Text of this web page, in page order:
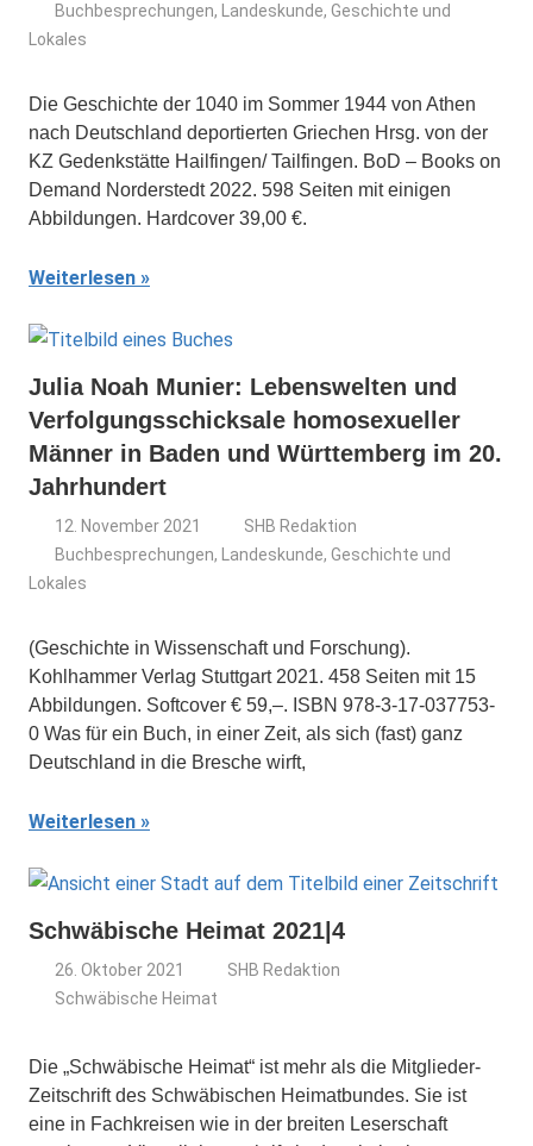
Buchbesprechungen,
Landeskunde, Geschichte und
Lokales
Die Geschichte der 1040 im Sommer 1944 von Athen
nach Deutschland deportierten Griechen Hrsg. von der
KZ Gedenkstätte Hailfingen/ Tailfingen. BoD – Books on
Demand Norderstedt 2022. 598 Seiten mit einigen
Abbildungen. Hardcover 39,00 €.
Weiterlesen
Julia Noah Munier: Lebenswelten und
Verfolgungsschicksale homosexueller
Männer in Baden und Württemberg im 20.
Jahrhundert
12. November 2021
SHB Redaktion
Buchbesprechungen,
Landeskunde, Geschichte und
Lokales
(Geschichte in Wissenschaft und Forschung).
Kohlhammer Verlag Stuttgart 2021. 458 Seiten mit 15
Abbildungen. Softcover € 59,–. ISBN 978-3-17-037753-
0 Was für ein Buch, in einer Zeit, als sich (fast) ganz
Deutschland in die Bresche wirft,
Weiterlesen
Schwäbische Heimat 2021|4
26. Oktober 2021
SHB Redaktion
Schwäbische Heimat
Die „Schwäbische Heimat“ ist mehr als die Mitglieder-
Zeitschrift des Schwäbischen Heimatbundes. Sie ist
eine in Fachkreisen wie in der breiten Leserschaft